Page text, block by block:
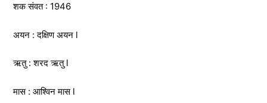
शक संवत : 1946
अयन : दक्षिण अयन l
ऋतु : शरद ऋतु l
मास : आश्विन मास l